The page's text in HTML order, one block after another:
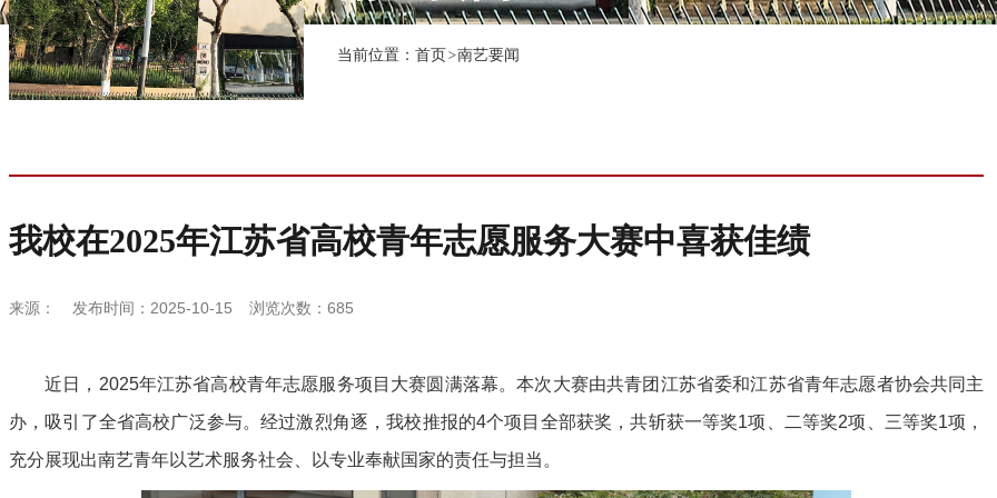
当前位置： 首页 南艺要闻
我校在2025年江苏省高校青年志愿服务大赛中喜获佳绩
来源： 发布时间：2025-10-15 浏览次数： 685
近日，2025年江苏省高校青年志愿服务项目大赛圆满落幕。本次大赛由共青团江苏省委和江苏省青年志愿者协会共同主
办，吸引了全省高校广泛参与。经过激烈角逐，我校推报的4个项目全部获奖，共斩获一等奖1项、二等奖2项、三等奖1项，
充分展现出南艺青年以艺术服务社会、以专业奉献国家的责任与担当。